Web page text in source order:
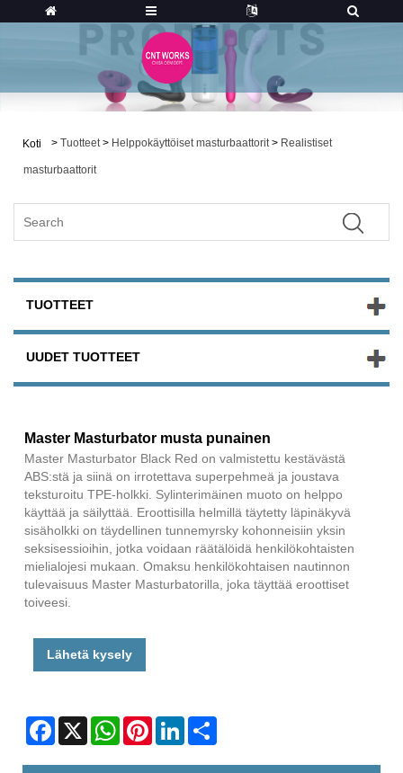
Koti > Tuotteet > Helppokäyttöiset masturbaattorit > Realistiset
masturbaattorit
TUOTTEET
UUDET TUOTTEET
Master Masturbator musta punainen
Master Masturbator Black Red on valmistettu kestävästä
ABS:stä ja siinä on irrotettava superpehmeä ja joustava
teksturoitu TPE-holkki. Sylinterimäinen muoto on helppo
käyttää ja säilyttää. Eroottisilla helmillä täytetty läpinäkyvä
sisäholkki on täydellinen tunnemyrsky kohonneisiin yksin
seksisessioihin, jotka voidaan räätälöidä henkilökohtaisten
mielialojesi mukaan. Omaksu henkilökohtaisen nautinnon
tulevaisuus Master Masturbatorilla, joka täyttää eroottiset
toiveesi.
Lähetä kysely
Facebook
X WhatsAppPinterestLinkedIn